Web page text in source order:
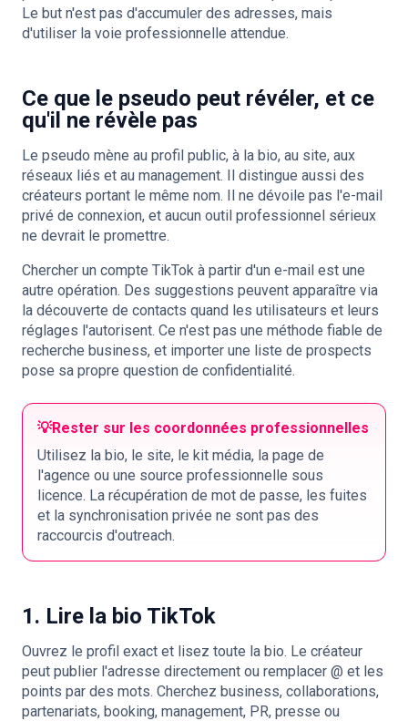
Le but n'est pas d'accumuler des adresses, mais
d'utiliser la voie professionnelle attendue.
Ce que le pseudo peut révéler, et ce
qu'il ne révèle pas
Le pseudo mène au profil public, à la bio, au site, aux
réseaux liés et au management. Il distingue aussi des
créateurs portant le même nom. Il ne dévoile pas l'e-mail
privé de connexion, et aucun outil professionnel sérieux
ne devrait le promettre.
Chercher un compte TikTok à partir d'un e-mail est une
autre opération. Des suggestions peuvent apparaître via
la découverte de contacts quand les utilisateurs et leurs
réglages l'autorisent. Ce n'est pas une méthode fiable de
recherche business, et importer une liste de prospects
pose sa propre question de confidentialité.
💡Rester sur les coordonnées professionnelles
Utilisez la bio, le site, le kit média, la page de
l'agence ou une source professionnelle sous
licence. La récupération de mot de passe, les fuites
et la synchronisation privée ne sont pas des
raccourcis d'outreach.
1. Lire la bio TikTok
Ouvrez le profil exact et lisez toute la bio. Le créateur
peut publier l'adresse directement ou remplacer @ et les
points par des mots. Cherchez business, collaborations,
partenariats, booking, management, PR, presse ou